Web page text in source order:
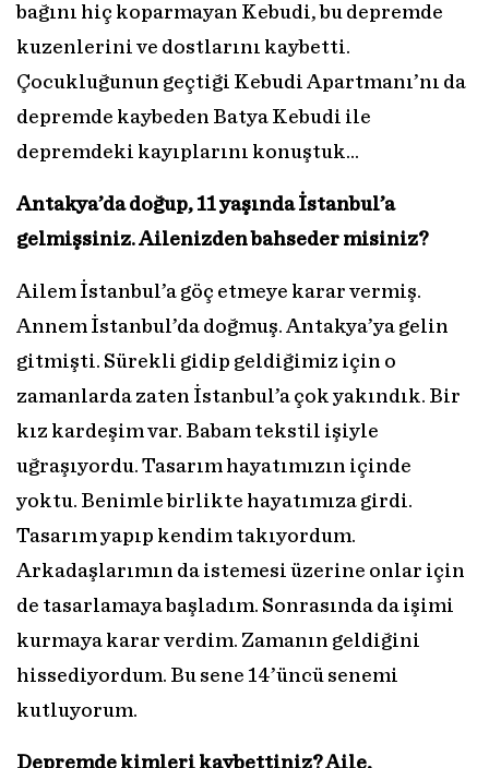
bağını hiç koparmayan Kebudi, bu depremde
kuzenlerini ve dostlarını kaybetti.
Çocukluğunun geçtiği Kebudi Apartmanı’nı da
depremde kaybeden Batya Kebudi ile
depremdeki kayıplarını konuştuk…
Antakya’da doğup, 11 yaşında İstanbul’a
gelmişsiniz. Ailenizden bahseder misiniz?
Ailem İstanbul’a göç etmeye karar vermiş.
Annem İstanbul’da doğmuş. Antakya’ya gelin
gitmişti. Sürekli gidip geldiğimiz için o
zamanlarda zaten İstanbul’a çok yakındık. Bir
kız kardeşim var. Babam tekstil işiyle
uğraşıyordu. Tasarım hayatımızın içinde
yoktu. Benimle birlikte hayatımıza girdi.
Tasarım yapıp kendim takıyordum.
Arkadaşlarımın da istemesi üzerine onlar için
de tasarlamaya başladım. Sonrasında da işimi
kurmaya karar verdim. Zamanın geldiğini
hissediyordum. Bu sene 14’üncü senemi
kutluyorum.
Depremde kimleri kaybettiniz? Aile,